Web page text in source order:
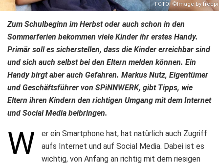
FOTO: ©Image by
Zum Schulbeginn im Herbst oder auch schon in den
Sommerferien bekommen viele Kinder ihr erstes Handy.
Primär soll es sicherstellen, dass die Kinder erreichbar sind
und sich auch selbst bei den Eltern melden können. Ein
Handy birgt aber auch Gefahren. Markus Nutz, Eigentümer
und Geschäftsführer von SPiNNWERK, gibt Tipps, wie
Eltern ihren Kindern den richtigen Umgang mit dem Internet
und Social Media beibringen.
W
er ein Smartphone hat, hat natürlich auch Zugriff
aufs Internet und auf Social Media. Dabei ist es
wichtig, von Anfang an richtig mit dem riesigen